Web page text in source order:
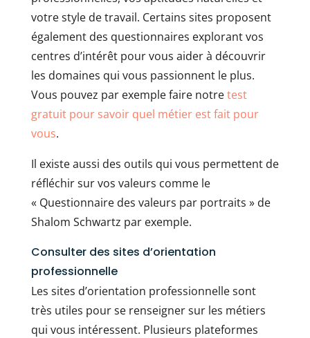
votre style de travail. Certains sites proposent
également des questionnaires explorant vos
centres d’intérêt pour vous aider à découvrir
les domaines qui vous passionnent le plus.
Vous pouvez par exemple faire notretest
gratuit pour savoir quel métier est fait pour
vous.
Il existe aussi des outils qui vous permettent de
réfléchir sur vos valeurs comme le
« Questionnaire des valeurs par portraits » de
Shalom Schwartz par exemple.
Consulter des sites d’orientation
professionnelle
Les sites d’orientation professionnelle sont
très utiles pour se renseigner sur les métiers
qui vous intéressent. Plusieurs plateformes